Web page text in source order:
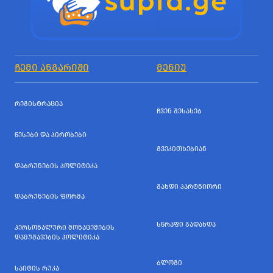
ᲩᲔᲛᲘ ᲐᲜᲒᲐᲠᲘᲨᲘ ᲛᲔᲜᲘᲣ
ᲠᲔᲒᲘᲡᲢᲠᲐᲪᲘᲐ
ᲬᲔᲡᲔᲑᲘ ᲓᲐ ᲞᲘᲠᲝᲑᲔᲑᲘ
ᲓᲐᲑᲠᲣᲜᲔᲑᲘᲡ ᲞᲝᲚᲘᲢᲘᲙᲐ
ᲓᲐᲑᲠᲣᲜᲔᲑᲘᲡ ᲤᲝᲠᲛᲐ
ᲞᲔᲠᲡᲝᲜᲐᲚᲣᲠᲘ ᲛᲝᲜᲐᲪᲔᲛᲔᲑᲘᲡ
ᲓᲐᲛᲣᲨᲐᲕᲔᲑᲘᲡ ᲞᲝᲚᲘᲢᲘᲙᲐ
ᲡᲐᲘᲢᲘᲡ ᲠᲣᲙᲐ
ᲩᲕᲔᲜ ᲨᲔᲡᲐᲮᲔᲑ
ᲒᲕᲔᲙᲘᲗᲮᲔᲑᲘᲐᲜ
ᲒᲐᲮᲓᲘ ᲞᲐᲠᲢᲜᲘᲝᲠᲘ
ᲡᲬᲠᲐᲤᲘ ᲒᲐᲓᲐᲮᲓᲐ
ᲑᲚᲝᲒᲘ